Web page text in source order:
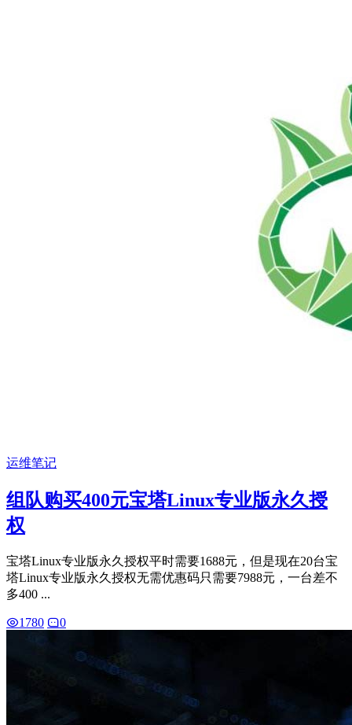
运维笔记
组队购买400元宝塔Linux专业版永久授
权
宝塔Linux专业版永久授权平时需要1688元，但是现在20台宝
塔Linux专业版永久授权无需优惠码只需要7988元，一台差不
多400 ...
1780 0